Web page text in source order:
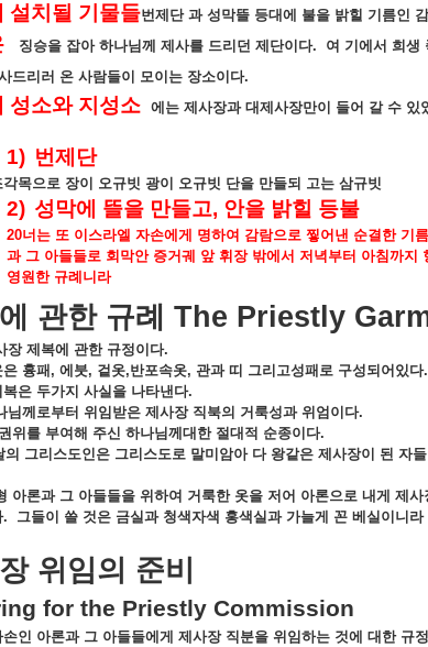
설치될 기물들번제단 과 성막뜰 등대에 불을 밝힐 기름인
징승을 잡아 하나님께 제사를 드리던 제단이다. 여 기에서 희생
드리러 온 사람들이 모이는 장소이다.
성소와 지성소 에는 제사장과 대제사장만이 들어 갈 수 있
1) 번제단
각목으로 장이 오규빗 광이 오규빗 단을 만들되 고는 삼규빗
2) 성막에 뜰을 만들고, 안을 밝힐 등불
20너는 또 이스라엘 자손에게 명하여 감람으로 찧어낸 순결한 기
과 그 아들들로 회막안 증거궤 앞 휘장 밖에서 저녁부터 아침까지
영원한 규례니라
관한 규례 The Priestly
장 제복에 관한 규정이다.
은 흉패 , 에붓, 겉옷,반포속옷, 관과 띠 그리고성패로 구성되어있다.
복은 두가지 사실을 나타낸다.
님께로부터 위임받은 제사장 직북의 거룩성과 위엄이다.
권위를 부여해 주신 하나님께대한 절대적 순종이다.
의 그리스도인은 그리스도로 말미암아 다 왕같은 제사장이 된 자
아론과 그 아들들을 위하여 거룩한 옷을 저어 아론으로 내게 제사
. 그들이 쓸 것은 금실과 청색자색 홍색실과 가늘게 꼰 베실이니라
위임의 준비
for the Priestly Commission
인 아론과 그 아들들에게 제사장 직분을 위임하는 것에 대한 규